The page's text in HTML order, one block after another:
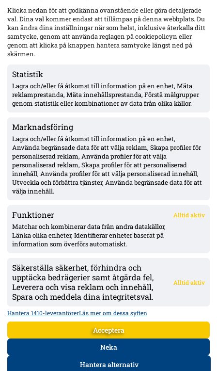
Klicka nedan för att godkänna ovanstående eller göra detaljerade
val. Dina val kommer endast att tillämpas på denna webbplats. Du
kan ändra dina inställningar när som helst, inklusive återkalla ditt
samtycke, genom att använda reglagen på cookiepolicyn eller
genom att klicka på knappen hantera samtycke längst ned på
skärmen.
Statistik
Lagra och/eller få åtkomst till information på en enhet, Mäta
reklamprestanda, Mäta innehållsprestanda, Förstå målgrupper
genom statistik eller kombinationer av data från olika källor.
Marknadsföring
Lagra och/eller få åtkomst till information på en enhet,
Använda begränsade data för att välja reklam, Skapa profiler för
personaliserad reklam, Använda profiler för att välja
personaliserad reklam, Skapa profiler för att personaliserad
innehåll, Använda profiler för att välja personaliserad innehåll,
Utveckla och förbättra tjänster, Använda begränsade data för att
välja innehåll.
Funktioner Alltid aktiv
Matchar och kombinerar data från andra datakällor,
Länka olika enheter, Identifierar enheter baserat på
information som överförs automatiskt.
Säkerställa säkerhet, förhindra och
upptäcka bedrägerier samt åtgärda fel,
Leverera och visa reklam och innehåll,
Spara och meddela dina integritetsval.
Alltid aktiv
Hantera 1410-leverantörerLäs mer om dessa syften
Acceptera
Neka
Hantera alternativ
bortdömt och Rydström hyllas inför returen
Isak Dahlqvist hattrick – Tromsø 5–0 borta mot CFR Cluj i
Officiellt: Djurgården värvar Sander Finjord Ringberg – 15
assist på 13 matcher i Hönefoss, kontrakt till juni 2031
Officiellt: Stefano Vecchia lämnar Malmö FF – två SM-guld och
ett cupguld i bagaget
IFK Göteborg 0–1 mot Gent: Goores firande utlöste bråk – VAR-
ilska och heta scener inför returen
ÖVERSIKT
Nyheter & Reportage
Spelarbetyg
KONTAKT
kontakt@bollsvenskan.se
redaktionen@bollsvenskan.se
jobb@bollsvenskan.se
ÖVRIGT
Annonsera